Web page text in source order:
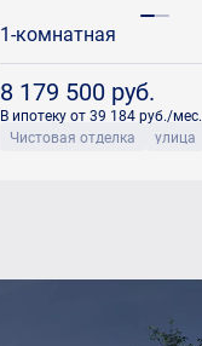
1-комнатная
8 179 500 руб.
В ипотеку от 39 184 руб./мес.
Чистовая отделка
улица